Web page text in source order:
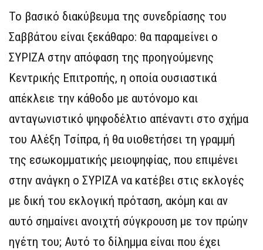
Το βασικό διακύβευμα της συνεδρίασης του
Σαββάτου είναι ξεκάθαρο: θα παραμείνει ο
ΣΥΡΙΖΑ στην απόφαση της προηγούμενης
Κεντρικής Επιτροπής, η οποία ουσιαστικά
απέκλειε την κάθοδο με αυτόνομο και
ανταγωνιστικό ψηφοδέλτιο απέναντι στο σχήμα
του Αλέξη Τσίπρα, ή θα υιοθετήσει τη γραμμή
της εσωκομματικής μειοψηφίας, που επιμένει
στην ανάγκη ο ΣΥΡΙΖΑ να κατέβει στις εκλογές
με δική του εκλογική πρόταση, ακόμη και αν
αυτό σημαίνει ανοιχτή σύγκρουση με τον πρώην
ηγέτη του; Αυτό το δίλημμα είναι που έχει